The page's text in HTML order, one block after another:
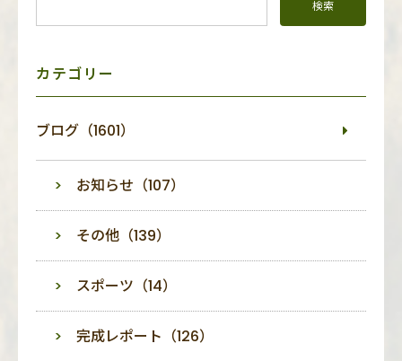
ニ
カテゴリー
ブログ（1601）
お知らせ（107）
その他（139）
スポーツ（14）
完成レポート（126）